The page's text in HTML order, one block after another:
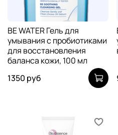
BE WATER Гель для
умывания с пробиотиками
для восстановления
баланса кожи, 100 мл
1350 руб